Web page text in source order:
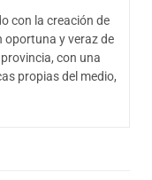
con la creación de
y veraz de
con una
propias del medio,